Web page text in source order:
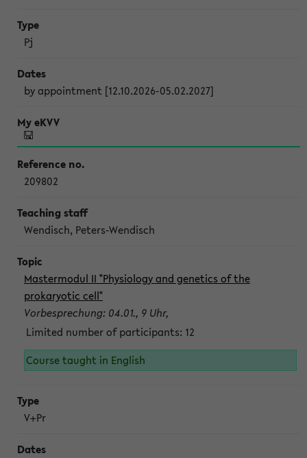
Pj
by appointment [12.10.2026-05.02.2027]
209802
Wendisch, Peters-Wendisch
Mastermodul II "Physiology and genetics of the
prokaryotic cell"
Vorbesprechung: 04.01., 9 Uhr,
Limited number of participants: 12
Course taught in English
V+Pr